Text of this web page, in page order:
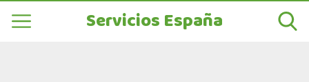
Servicios España